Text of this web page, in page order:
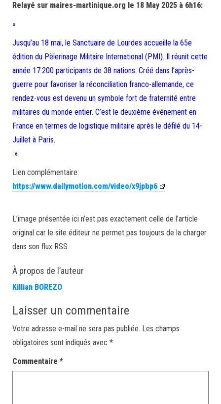
Relayé sur maires-martinique.org le 18 May 2025 à 6h16:
«
Jusqu’au 18 mai, le Sanctuaire de Lourdes accueille la 65e
édition du Pèlerinage Militaire International (PMI). Il réunit cette
année 17.200 participants de 38 nations. Créé dans l’après-
guerre pour favoriser la réconciliation franco-allemande, ce
rendez-vous est devenu un symbole fort de fraternité entre
militaires du monde entier. C’est le deuxième événement en
France en termes de logistique militaire après le défilé du 14-
Juillet à Paris.
»
Lien complémentaire:
https://www.dailymotion.com/video/x9jpbp6
L’image présentée ici n’est pas exactement celle de l’article
original car le site éditeur ne permet pas toujours de la charger
dans son flux RSS.
À propos de l’auteur
Killian BOREZO
Laisser un commentaire
Votre adresse e-mail ne sera pas publiée. Les champs
obligatoires sont indiqués avec *
Commentaire *